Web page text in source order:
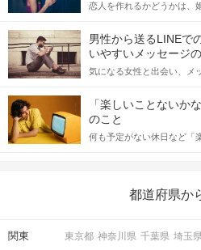
恋人を作れるかどうかは、
てアプローチできるかにも
格的に始めようとしている
をしっかりと理解し、正し
記事では、女性が話しかけ
合にどのような行動に繋
男性から送るLINEで
いやすいメッセージ
気になる女性と出会い、メ
しかし、中には「どう誘
っしゃるのではないでしょ
送るLINEでのデートの誘い
えながら解説するので、ぜ
「楽しいことないか
のこと
何も予定がない休日など「
の楽しいことアイデアを集
都道府県か
関東 東京都 神奈川県 千葉県 埼玉